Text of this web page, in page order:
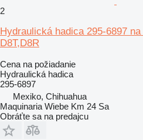
2
Hydraulická hadica 295-6897
D8T,D8R
Cena na požiadanie
Hydraulická hadica
295-6897
Mexiko, Chihuahua
Maquinaria Wiebe Km 24 Sa
Obráťte sa na predajcu